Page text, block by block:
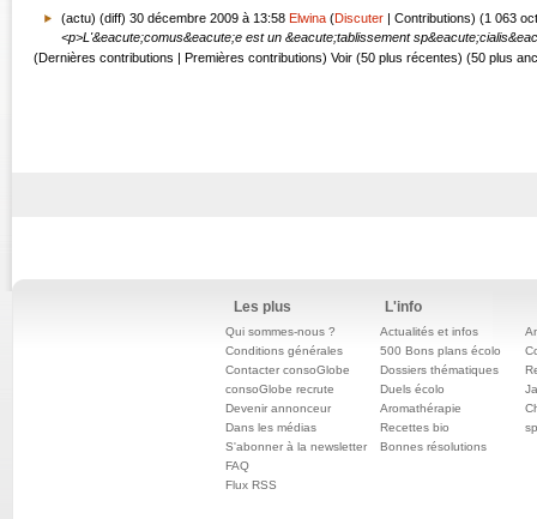
(actu) (diff) 30 décembre 2009 à 13:58 Elwina (Discuter | Contributions) (1 063
<p>L'&eacute;comus&eacute;e est un &eacute;tablissement
(Dernières contributions | Premières contributions) Voir (50 plus récentes) (50 plus
Les plus
Qui sommes-nous ?
Conditions générales
Contacter consoGlobe
consoGlobe recrute
Devenir annonceur
Dans les médias
S'abonner à la newsletter
FAQ
Flux RSS
L'info
Actualités et infos
500 Bons plans écolo
Dossiers thématiques
Duels écolo
Aromathérapie
Recettes bio
Bonnes résolutions